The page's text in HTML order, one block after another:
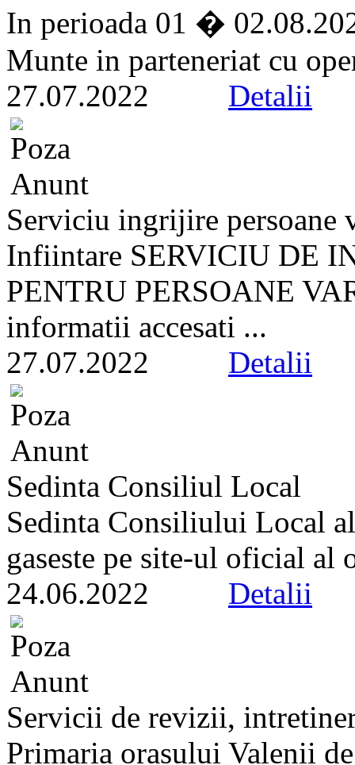
In perioada 01 �
Munte in parteneriat cu
27.07.2022 Detalii
Serviciu ingrijire persoane
Infiintare SERVICIU DE
PENTRU PERSOANE
informatii accesati ...
27.07.2022 Detalii
Sedinta Consiliul Local
Sedinta Consiliului Local
gaseste pe site-ul oficial al
24.06.2022 Detalii
Servicii de revizii,
Primaria orasului Valenii